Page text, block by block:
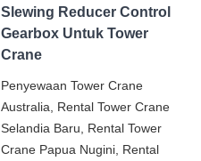
Slewing Reducer Control
Gearbox Untuk Tower
Crane
Penyewaan Tower Crane
Australia, Rental Tower Crane
Selandia Baru, Rental Tower
Crane Papua Nugini, Rental